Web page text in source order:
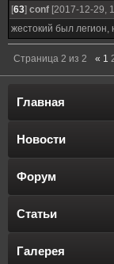
[63] conf [2017-12-29,
жестокий был легион,
Страница 2 из 2 « 1
Главная
Новости
Форум
Статьи
Галерея